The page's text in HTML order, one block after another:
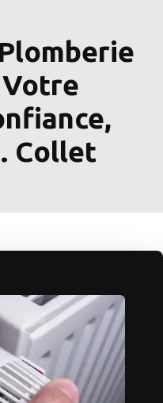
Collet